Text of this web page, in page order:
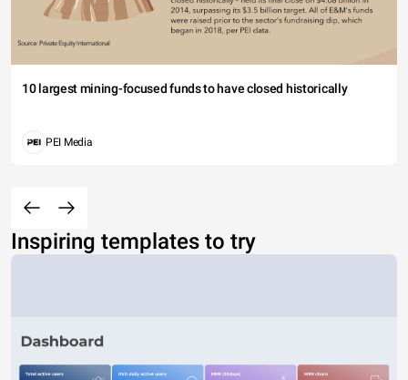
10 largest mining-focused funds to have closed historically
PEI Media
Inspiring templates to try